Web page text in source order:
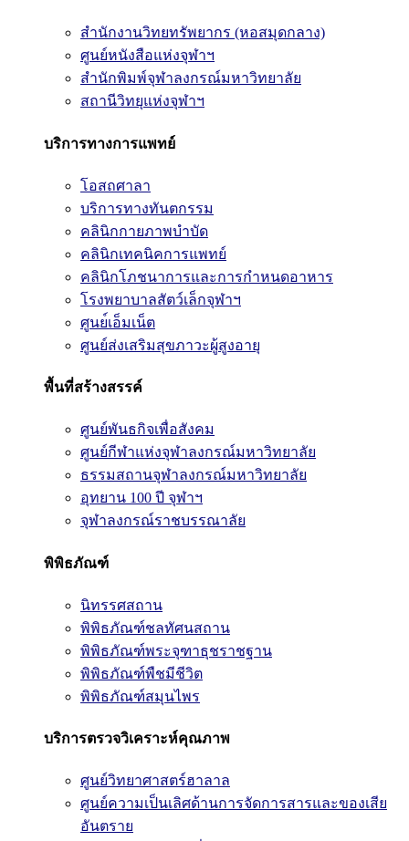
สำนักงานวิทยทรัพยากร (หอสมุดกลาง)
ศูนย์หนังสือแห่งจุฬาฯ
สำนักพิมพ์จุฬาลงกรณ์มหาวิทยาลัย
สถานีวิทยุแห่งจุฬาฯ
บริการทางการแพทย์
โอสถศาลา
บริการทางทันตกรรม
คลินิกกายภาพบำบัด
คลินิกเทคนิคการแพทย์
คลินิกโภชนาการและการกำหนดอาหาร
โรงพยาบาลสัตว์เล็กจุฬาฯ
ศูนย์เอ็มเน็ต
ศูนย์ส่งเสริมสุขภาวะผู้สูงอายุ
พื้นที่สร้างสรรค์
ศูนย์พันธกิจเพื่อสังคม
ศูนย์กีฬาแห่งจุฬาลงกรณ์มหาวิทยาลัย
ธรรมสถานจุฬาลงกรณ์มหาวิทยาลัย
อุทยาน 100 ปี จุฬาฯ
จุฬาลงกรณ์ราชบรรณาลัย
พิพิธภัณฑ์
นิทรรศสถาน
พิพิธภัณฑ์ชลทัศนสถาน
พิพิธภัณฑ์พระจุฑาธุชราชฐาน
พิพิธภัณฑ์พืชมีชีวิต
พิพิธภัณฑ์สมุนไพร
บริการตรวจวิเคราะห์คุณภาพ
ศูนย์วิทยาศาสตร์ฮาลาล
ศูนย์ความเป็นเลิศด้านการจัดการสารและของเสีย
อันตราย